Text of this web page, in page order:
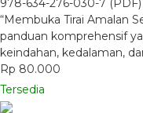
978-634-276-030-7
“Membuka Tirai Amalan
panduan komprehensif
keindahan, kedalaman,
Rp 80.000
Tersedia